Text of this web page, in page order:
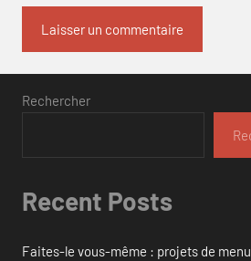
Rechercher
Recent Posts
Faites-le vous-même : projets de